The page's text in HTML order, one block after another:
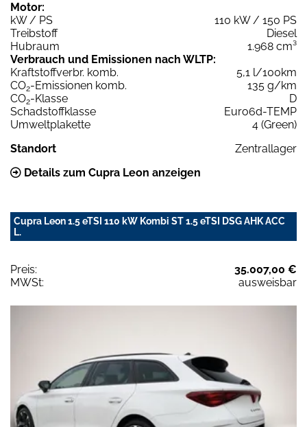
Motor:
kW / PS
110 kW / 150 PS
Treibstoff
Diesel
Hubraum
1.968 cm³
Verbrauch und Emissionen nach WLTP:
Kraftstoffverbr. komb.
5,1 l/100km
CO2-Emissionen komb.
135 g/km
CO2-Klasse
D
Schadstoffklasse
Euro6d-TEMP
Umweltplakette
4 (Green)
Standort
Zentrallager
Details zum Cupra Leon anzeigen
Cupra Leon 1.5 eTSI 110 kW Kombi ST 1.5 eTSI DSG AHK ACC
L.
Preis:
35.007,00 €
MWSt:
ausweisbar